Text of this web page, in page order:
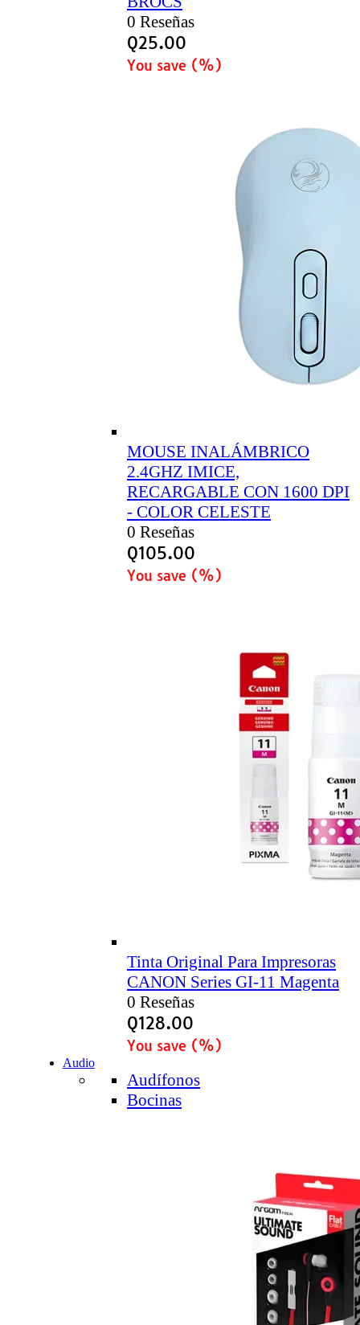
0 Reseñas
Q25.00
You save (%)
MOUSE INALÁMBRICO
2.4GHZ IMICE,
RECARGABLE CON 1600 DPI
- COLOR CELESTE
0 Reseñas
Q105.00
You save (%)
Tinta Original Para Impresoras
CANON Series GI-11 Magenta
0 Reseñas
Q128.00
You save (%)
Audio
Audífonos
Bocinas